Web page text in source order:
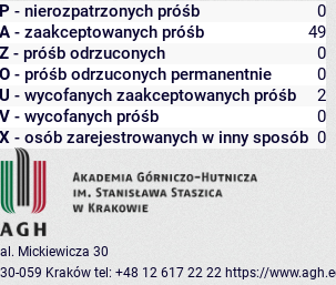
P - nierozpatrzonych próśb
0
A - zaakceptowanych próśb
49
Z - próśb odrzuconych
0
O - próśb odrzuconych permanentnie
0
U - wycofanych zaakceptowanych próśb
2
V - wycofanych próśb
0
X - osób zarejestrowanych w inny sposób 0
al. Mickiewicza 30
30-059 Kraków tel: +48 12 617 22 22 https://